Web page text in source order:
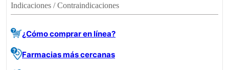
Indicaciones / Contraindicaciones
¿Cómo comprar en línea?
Farmacias más cercanas